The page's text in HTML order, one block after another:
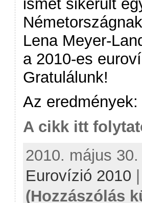
ismét sikerült
Lena Meyer-
a 2010-es
Gratulálunk!
Az eredmények:
A cikk itt
2010. május
Eurovízió 2010
(Hozzászólás